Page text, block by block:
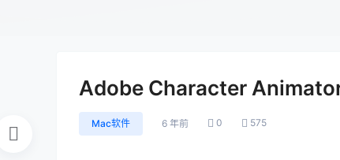
Adobe Character
Mac软件 6 年前 0 575